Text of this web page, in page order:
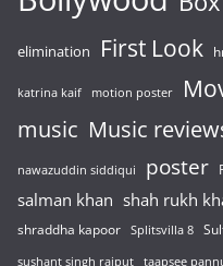
elimination First Look
katrina kaif motion poster
music Music
nawazuddin siddiqui poster
salman khan shah rukh
shraddha kapoor Splitsvilla 8
sushant singh rajput taapsee